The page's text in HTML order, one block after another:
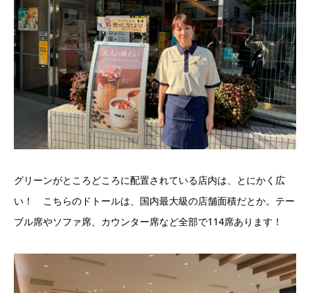
グリーンがところどころに配置されている店内は、とにかく広
い！ こちらのドトールは、国内最大級の店舗面積だとか。テー
ブル席やソファ席、カウンター席など全部で114席あります！